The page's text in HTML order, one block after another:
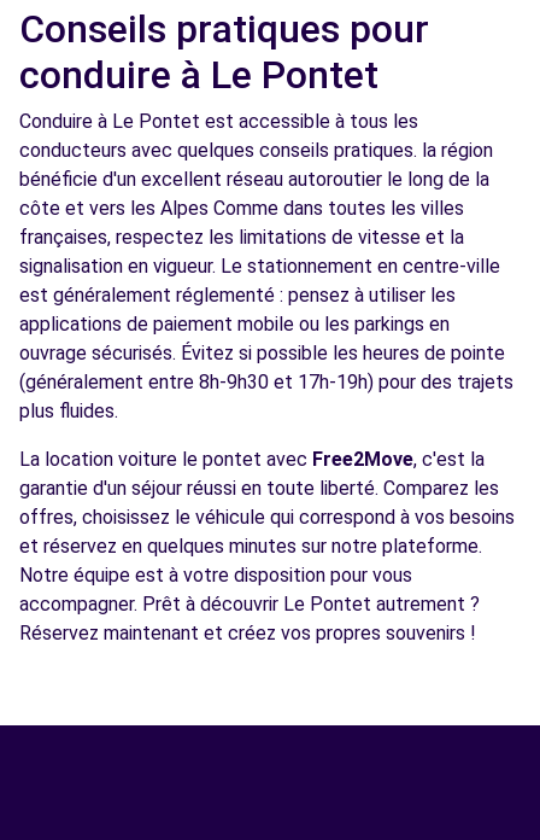
Conseils pratiques pour
conduire à Le Pontet
Conduire à Le Pontet est accessible à tous les
conducteurs avec quelques conseils pratiques. la région
bénéficie d'un excellent réseau autoroutier le long de la
côte et vers les Alpes Comme dans toutes les villes
françaises, respectez les limitations de vitesse et la
signalisation en vigueur. Le stationnement en centre-ville
est généralement réglementé : pensez à utiliser les
applications de paiement mobile ou les parkings en
ouvrage sécurisés. Évitez si possible les heures de pointe
(généralement entre 8h-9h30 et 17h-19h) pour des trajets
plus fluides.
La location voiture le pontet avec Free2Move, c'est la
garantie d'un séjour réussi en toute liberté. Comparez les
offres, choisissez le véhicule qui correspond à vos besoins
et réservez en quelques minutes sur notre plateforme.
Notre équipe est à votre disposition pour vous
accompagner. Prêt à découvrir Le Pontet autrement ?
Réservez maintenant et créez vos propres souvenirs !